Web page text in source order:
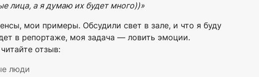
лица, а я думаю их будет много))»
мои примеры. Обсудили свет в зале, и что я буду
в репортаже, моя задача — ловить эмоции.
отзыв:
люди